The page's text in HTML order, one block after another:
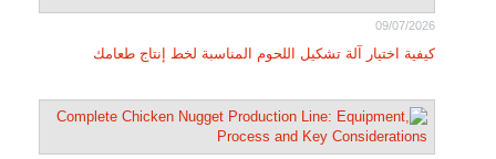
09/07/2026
كيفية اختيار آلة تشكيل اللحوم المناسبة لخط إنتاج طعامك